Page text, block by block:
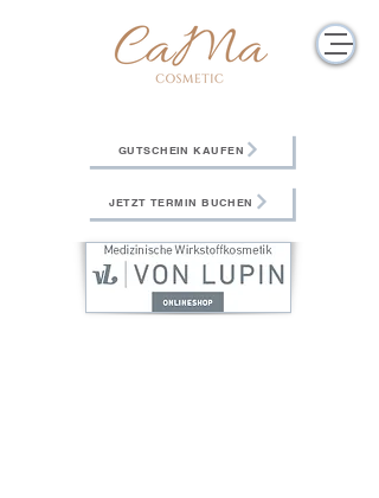
GUTSCHEIN KAUFEN
JETZT TERMIN BUCHEN